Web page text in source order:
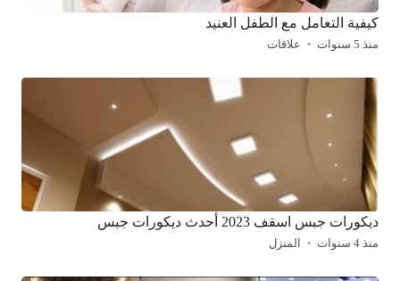
كيفية التعامل مع الطفل العنيد
منذ 5 سنوات علاقات
ديكورات جبس اسقف 2023 أحدث ديكورات جبس
منذ 4 سنوات المنزل